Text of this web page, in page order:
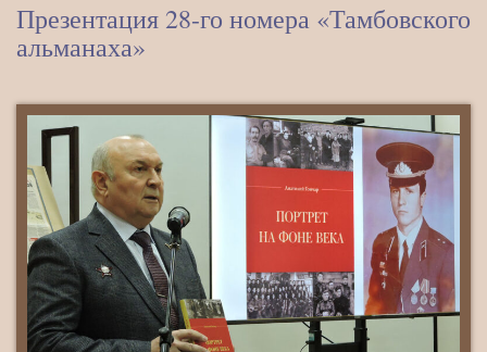
Презентация 28-го номера «Тамбовского
альманаха»